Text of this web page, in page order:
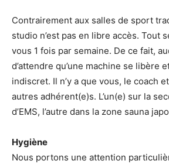
Contrairement aux salles de sport
studio n’est pas en libre accès. Tout
vous 1 fois par semaine. De ce fait,
d’attendre qu’une machine se libère
indiscret. Il n’y a que vous, le coach
autres adhérent(e)s. L’un(e) sur la
d’EMS, l’autre dans la zone sauna
Hygiène
Nous portons une attention